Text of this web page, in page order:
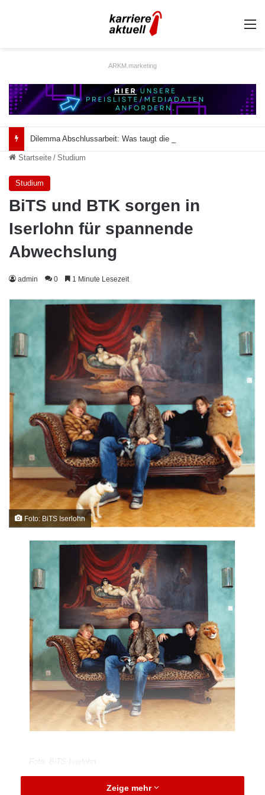
ARKM.marketing
Startseite / Studium
Studium
BiTS und BTK sorgen in
Iserlohn für spannende
Abwechslung
admin 0 1 Minute Lesezeit
Foto: BiTS Iserlohn
Zeige mehr